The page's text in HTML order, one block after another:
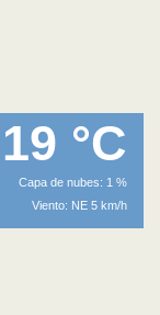
19 °C
Capa de nubes: 1 %
Viento: NE 5 km/h